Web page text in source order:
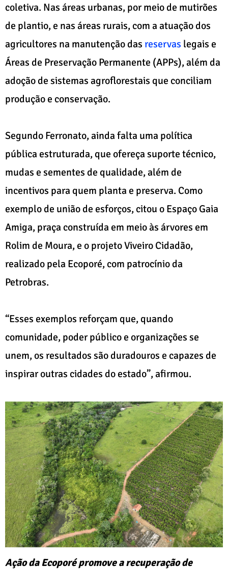
coletiva. Nas áreas urbanas, por meio de mutirões
de plantio, e nas áreas rurais, com a atuação dos
agricultores na manutenção das reservas legais e
Áreas de Preservação Permanente (APPs), além da
adoção de sistemas agroflorestais que conciliam
produção e conservação.
Segundo Ferronato, ainda falta uma política
pública estruturada, que ofereça suporte técnico,
mudas e sementes de qualidade, além de
incentivos para quem planta e preserva. Como
exemplo de união de esforços, citou o Espaço Gaia
Amiga, praça construída em meio às árvores em
Rolim de Moura, e o projeto Viveiro Cidadão,
realizado pela Ecoporé, com patrocínio da
Petrobras.
“Esses exemplos reforçam que, quando
comunidade, poder público e organizações se
unem, os resultados são duradouros e capazes de
inspirar outras cidades do estado”, afirmou.
Ação da Ecoporé promove a recuperação de